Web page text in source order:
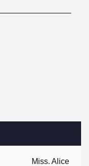
Miss. Alice